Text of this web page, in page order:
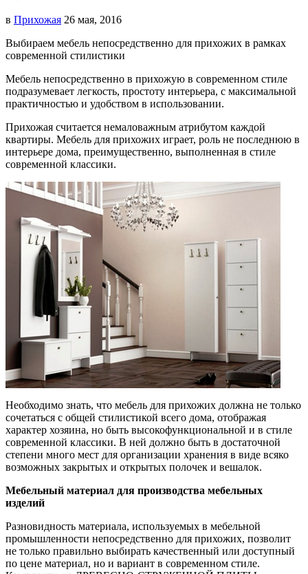
в Прихожая 26 мая, 2016
Выбираем мебель непосредственно для прихожих в рамках
современной стилистики
Мебель непосредственно в прихожую в современном стиле
подразумевает легкость, простоту интерьера, с максимальной
практичностью и удобством в использовании.
Прихожая считается немаловажным атрибутом каждой
квартиры. Мебель для прихожих играет, роль не последнюю в
интерьере дома, преимущественно, выполненная в стиле
современной классики.
Необходимо знать, что мебель для прихожих должна не только
сочетаться с общей стилистикой всего дома, отображая
характер хозяина, но быть высокофункциональной и в стиле
современной классики. В ней должно быть в достаточной
степени много мест для организации хранения в виде всяко
возможных закрытых и открытых полочек и вешалок.
Мебельный материал для производства мебельных
изделий
Разновидность материала, используемых в мебельной
промышленности непосредственно для прихожих, позволит
не только правильно выбирать качественный или доступный
по цене материал, но и вариант в современном стиле.